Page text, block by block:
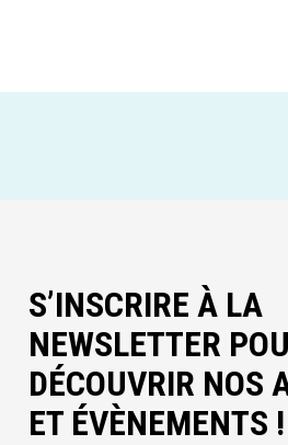
S’INSCRIRE À LA
NEWSLETTER
DÉCOUVRIR NOS
ET ÉVÈNEMENTS !